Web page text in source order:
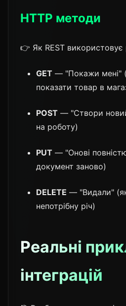
HTTP методи
👉 Як REST використовує
GET — "Покажи мені"
показати товар в
POST — "Створи
на роботу)
PUT — "Онові
документ заново)
DELETE — "Видали"
непотрібну річ)
Реальні
інтеграцій